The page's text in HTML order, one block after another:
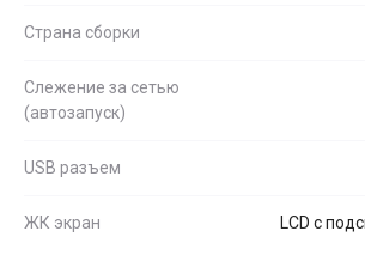
Страна сборки
Слежение за сетью
(автозапуск)
USB разъем
ЖК экран
LCD с